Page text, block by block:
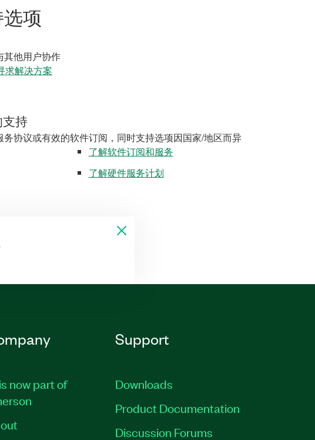
项
其他用户协作
求解决方案
支持
务协议或有效的软件订阅，同时支持选项因国家/地区而异
了解软件订阅和服务
了解硬件服务计划
now part of
Support
Downloads
Product Documentation
Discussion Forums